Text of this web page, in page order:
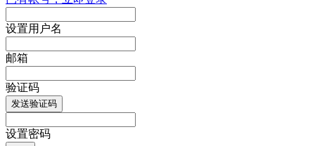
设置用户名
邮箱
验证码
发送验证码
设置密码